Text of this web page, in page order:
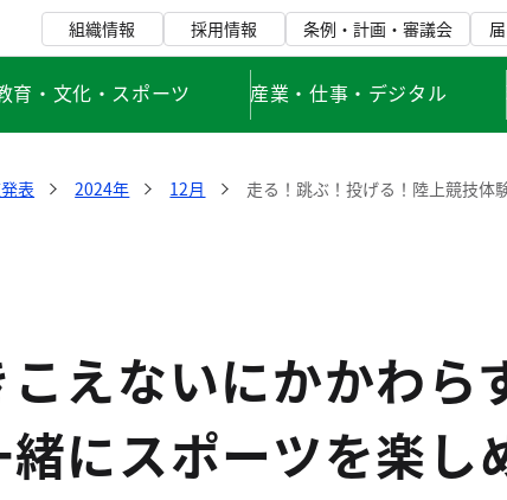
組織情報 採用情報 条例・計画・審議会
育・文化・スポーツ 産業・仕事・デジタル
表 2024年 12月 走る！跳ぶ！投げる！陸上競技体
えないにかかわら
にスポーツを楽し